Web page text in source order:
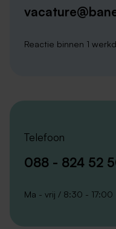
Reactie binnen 1
Telefoon
088 - 824 52
Ma - vrij / 8:30 - 17:00